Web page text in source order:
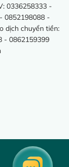
0336258333 -
0852198088 -
dịch chuyển tiền:
- 0862159399